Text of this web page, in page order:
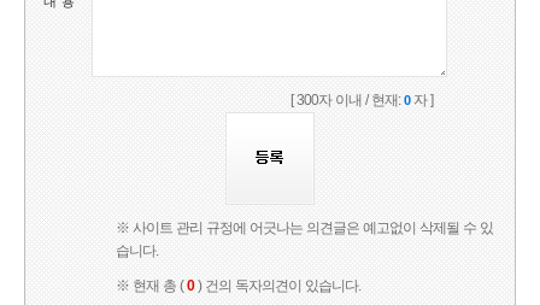
[ 300자 이내 / 현재:0자 ]
※ 사이트 관리 규정에 어긋나는 의견글은 예고없이 삭제될 수 있
습니다.
※ 현재 총 (0) 건의 독자의견이 있습니다.